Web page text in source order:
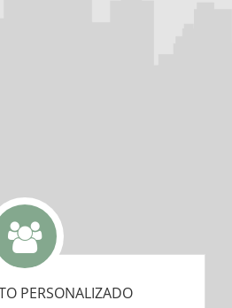
PERSONALIZADO